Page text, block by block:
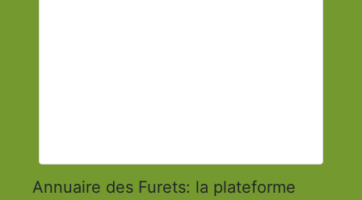
Annuaire des Furets: la plateforme